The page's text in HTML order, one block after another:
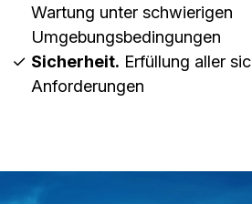
Wartung unter schwierigen
Umgebungsbedingungen
Sicherheit. Erfüllung aller
Anforderungen